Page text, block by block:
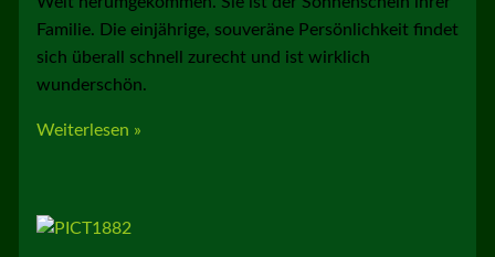
Familie. Die einjährige, souveräne Persönlichkeit findet
sich überall schnell zurecht und ist wirklich
wunderschön.
liebe
Becky
(Hermine
Weiterlesen »